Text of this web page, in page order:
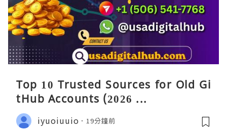
Top 10 Trusted Sources for Old Gi
tHub Accounts (2026 ...
iyuoiuuio 19分鐘前